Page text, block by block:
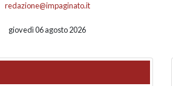
redazione@impaginato.it
giovedì 06 agosto 2026